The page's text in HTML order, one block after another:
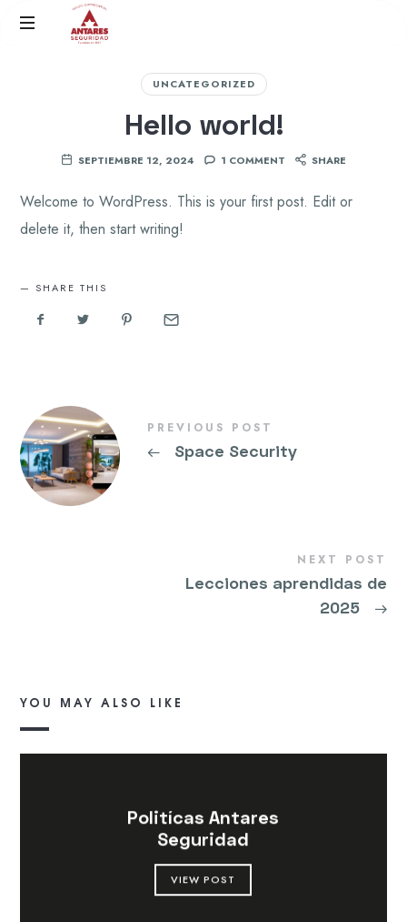
Antares
UNCATEGORIZED
Hello world!
SEPTIEMBRE 12, 2024 1 COMMENT SHARE
Welcome to WordPress. This is your first post. Edit or
delete it, then start writing!
SHARE THIS
PREVIOUS POST
← Space Security
NEXT POST
Lecciones aprendidas de
2025
→
YOU MAY ALSO LIKE
Politícas Antares
Seguridad
VIEW POST